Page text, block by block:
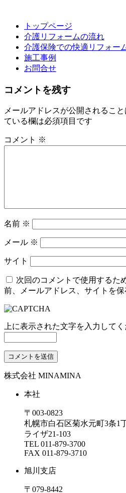
トップページ
介護リフォームの流れ
介護保険での快適リフォー
施工事例
お問合せ
コメントを残す
メールアドレスが公開されること
ている欄は必須項目です
コメント ※
名前 ※
メール ※
サイト
次回のコメントで使用するた
前、メールアドレス、サイトを保
上に表示された文字を入力してく
株式会社 MINAMINA
本社
〒003-0823
札幌市白石区菊水元町3条1
ライザ21-103
TEL 011-879-3700
FAX 011-879-3710
旭川支店
〒079-8442